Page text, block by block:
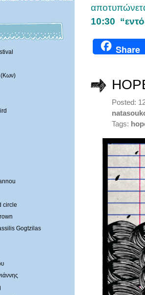
(Κων)
circle
Gogtzilas
10:30
Share
Posted:
Tags: